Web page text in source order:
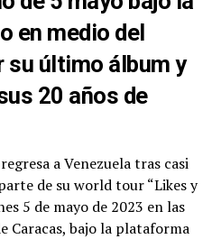
en medio del
su último álbum y
20 años de
regresa a Venezuela tras casi
de su world tour “Likes y
5 de mayo de 2023 en las
Caracas, bajo la plataforma